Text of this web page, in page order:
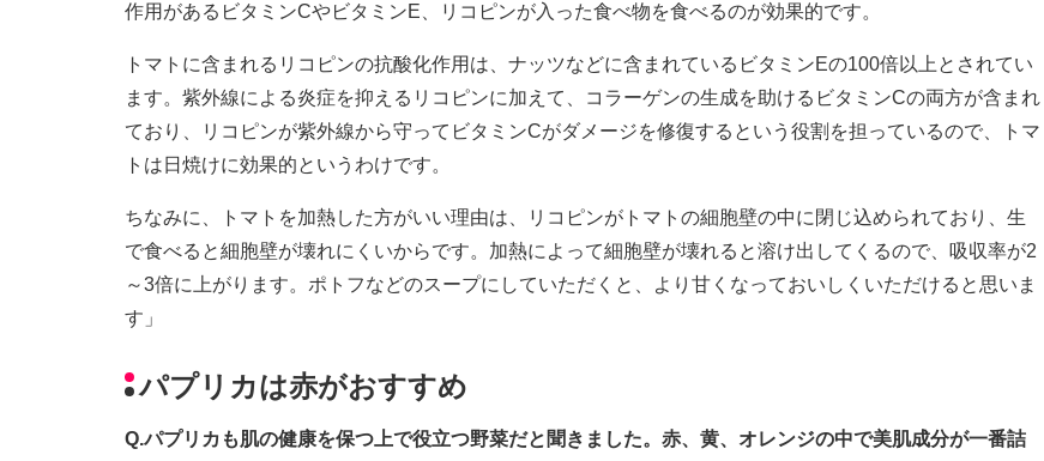
作用があるビタミンCやビタミンE、リコピンが入った食べ物を食べるのが効果的です。
トマトに含まれるリコピンの抗酸化作用は、ナッツなどに含まれているビタミンEの100倍以上とされてい
ます。紫外線による炎症を抑えるリコピンに加えて、コラーゲンの生成を助けるビタミンCの両方が含まれ
ており、リコピンが紫外線から守ってビタミンCがダメージを修復するという役割を担っているので、トマ
トは日焼けに効果的というわけです。
ちなみに、トマトを加熱した方がいい理由は、リコピンがトマトの細胞壁の中に閉じ込められており、生
で食べると細胞壁が壊れにくいからです。加熱によって細胞壁が壊れると溶け出してくるので、吸収率が2
～3倍に上がります。ポトフなどのスープにしていただくと、より甘くなっておいしくいただけると思いま
す」
パプリカは赤がおすすめ
Q.パプリカも肌の健康を保つ上で役立つ野菜だと聞きました。赤、黄、オレンジの中で美肌成分が一番詰